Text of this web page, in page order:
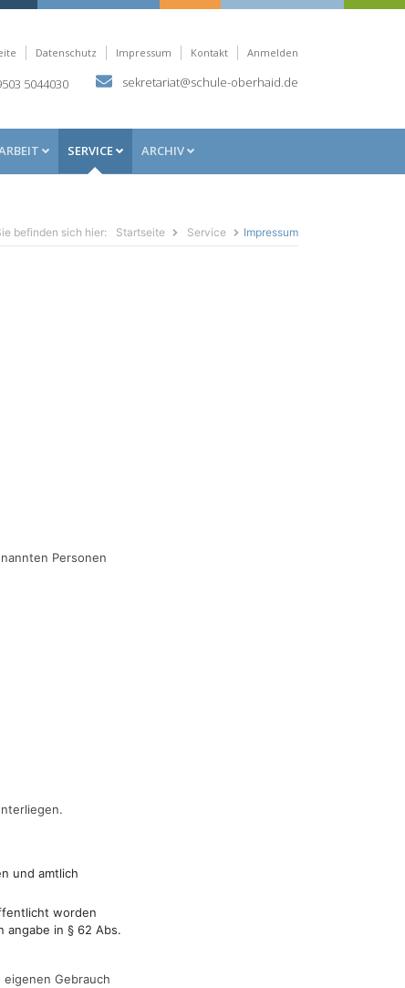
Datenschutz Impressum Kontakt Anmelden
5044030 sekretariat@schule-oberhaid.de
SERVICE ARCHIV
befinden sich hier: Startseite Service Impressum
Personen
und amtlich
worden
angabe in § 62 Abs.
Gebrauch